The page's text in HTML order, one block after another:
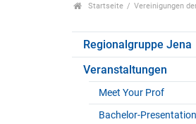
Startseite Vereinigungen
Regionalgruppe Jena
Veranstaltungen
Meet Your Prof
Bachelor-